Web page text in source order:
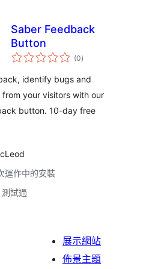
Saber Feedback
Button
(0總
評)
identify bugs and
your visitors with our
button. 10-day free
運作中的安裝
試過
展示網站
佈景主題